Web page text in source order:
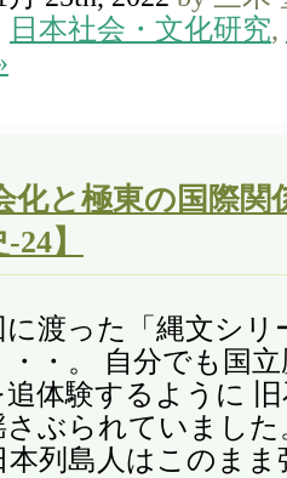
日本社会・文化研究,
化と極東の国際関
24】
に渡った「縄文シ
・・。 自分でも国
体験するように
さぶられていまし
本列島人はこのま